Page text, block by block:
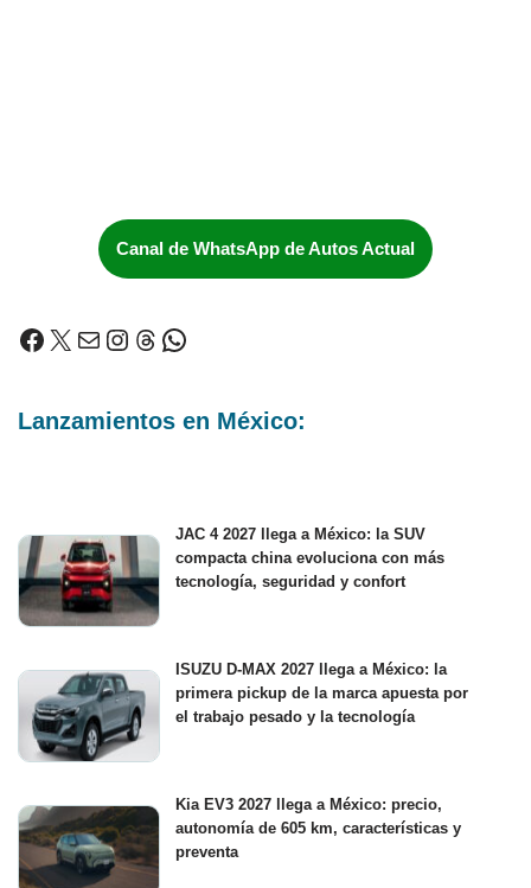
Canal de WhatsApp de Autos Actual
Lanzamientos en México:
JAC 4 2027 llega a México: la SUV
compacta china evoluciona con más
tecnología, seguridad y confort
ISUZU D-MAX 2027 llega a México: la
primera pickup de la marca apuesta por
el trabajo pesado y la tecnología
Kia EV3 2027 llega a México: precio,
autonomía de 605 km, características y
preventa